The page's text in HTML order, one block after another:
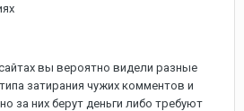
вы вероятно видели разные
затирания чужих комментов и
за них берут деньги либо требуют